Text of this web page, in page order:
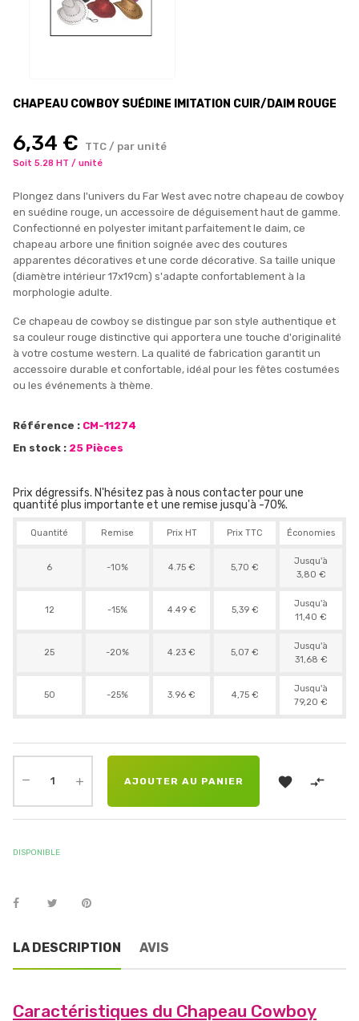
CHAPEAU COWBOY SUÉDINE IMITATION CUIR/DAIM ROUGE
6,34 € TTC / par unité
Soit 5.28 HT / unité
Plongez dans l'univers du Far West avec notre chapeau de cowboy
en suédine rouge, un accessoire de déguisement haut de gamme.
Confectionné en polyester imitant parfaitement le daim, ce
chapeau arbore une finition soignée avec des coutures
apparentes décoratives et une corde décorative. Sa taille unique
(diamètre intérieur 17x19cm) s'adapte confortablement à la
morphologie adulte.
Ce chapeau de cowboy se distingue par son style authentique et
sa couleur rouge distinctive qui apportera une touche d'originalité
à votre costume western. La qualité de fabrication garantit un
accessoire durable et confortable, idéal pour les fêtes costumées
ou les événements à thème.
Référence : CM-11274
En stock : 25 Pièces
Prix dégressifs. N'hésitez pas à nous contacter pour une
quantité plus importante et une remise jusqu'à -70%.
Quantité Remise Prix HT Prix TTC Économies
6 -10% 4.75 € 5,70 €
Jusqu'à
3,80 €
12 -15% 4.49 € 5,39 €
Jusqu'à
11,40 €
25 -20% 4.23 € 5,07 €
Jusqu'à
31,68 €
50 -25% 3.96 € 4,75 €
Jusqu'à
79,20 €
AJOUTER AU PANIER  
DISPONIBLE
LA DESCRIPTION AVIS
Caractéristiques du Chapeau Cowboy